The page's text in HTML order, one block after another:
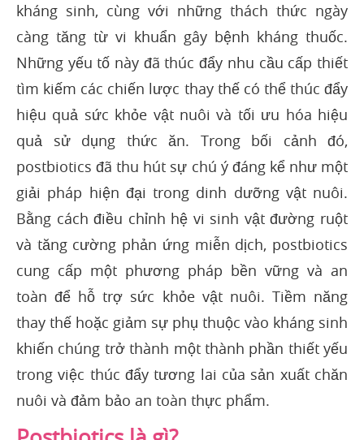
kháng sinh, cùng với những thách thức ngày
càng tăng từ vi khuẩn gây bệnh kháng thuốc.
Những yếu tố này đã thúc đẩy nhu cầu cấp thiết
tìm kiếm các chiến lược thay thế có thể thúc đẩy
hiệu quả sức khỏe vật nuôi và tối ưu hóa hiệu
quả sử dụng thức ăn. Trong bối cảnh đó,
postbiotics đã thu hút sự chú ý đáng kể như một
giải pháp hiện đại trong dinh dưỡng vật nuôi.
Bằng cách điều chỉnh hệ vi sinh vật đường ruột
và tăng cường phản ứng miễn dịch, postbiotics
cung cấp một phương pháp bền vững và an
toàn để hỗ trợ sức khỏe vật nuôi. Tiềm năng
thay thế hoặc giảm sự phụ thuộc vào kháng sinh
khiến chúng trở thành một thành phần thiết yếu
trong việc thúc đẩy tương lai của sản xuất chăn
nuôi và đảm bảo an toàn thực phẩm.